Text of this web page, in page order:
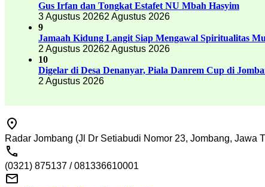
Gus Irfan dan Tongkat Estafet NU Mbah Hasyim
3 Agustus 20262 Agustus 2026
9
Jamaah Kidung Langit Siap Mengawal Spiritualitas
2 Agustus 20262 Agustus 2026
10
Digelar di Desa Denanyar, Piala Danrem Cup di
2 Agustus 2026
Radar Jombang (Jl Dr Setiabudi Nomor 23, Jombang, Jawa
(0321) 875137 / 081336610001